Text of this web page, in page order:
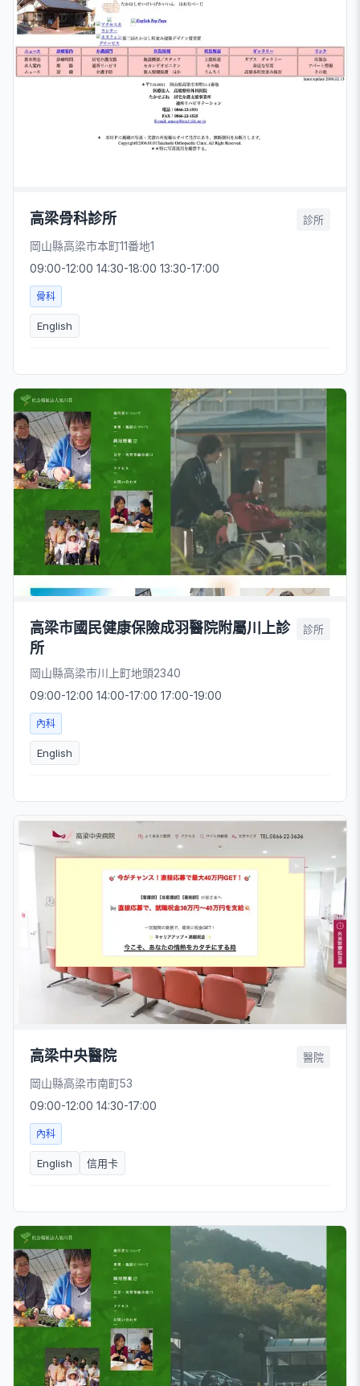
高梁骨科診所 診所
岡山縣高梁市本町11番地1
09:00-12:00 14:30-18:00 13:30-17:00
骨科
English
高梁市國民健康保險成羽醫院附屬川上診
所
診所
岡山縣高梁市川上町地頭2340
09:00-12:00 14:00-17:00 17:00-19:00
內科
English
高梁中央醫院 醫院
岡山縣高梁市南町53
09:00-12:00 14:30-17:00
內科
English 信用卡